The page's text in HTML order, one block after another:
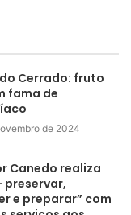
Cerrado: fruto
fama de
de 2024
Canedo realiza
preservar,
e preparar” com